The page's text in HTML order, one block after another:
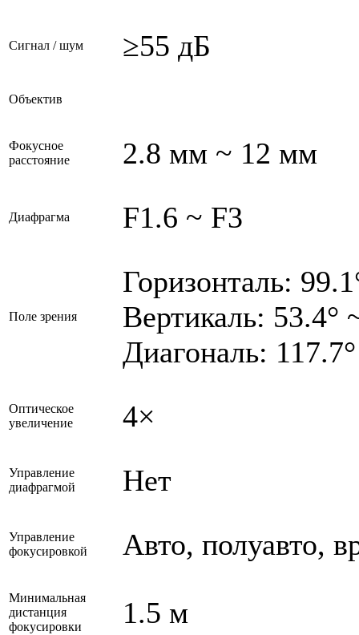
Сигнал / шум ≥55 дБ
Объектив
Фокусное
расстояние
2.8 мм ~ 12 мм
Диафрагма F1.6 ~ F3
Поле зрения
Горизонталь:
Вертикаль: 53.4°
Диагональ:
Оптическое
увеличение
4×
Управление
диафрагмой
Нет
Управление
фокусировкой
Авто, полуавто,
Минимальная
дистанция
фокусировки
1.5 м